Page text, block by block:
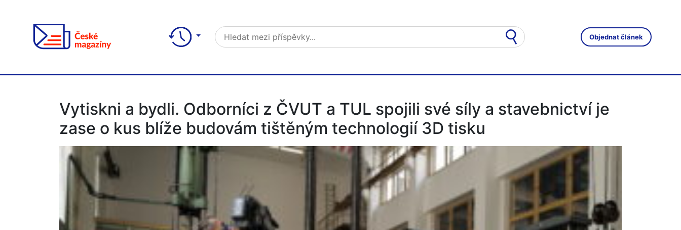
Objednat článek
Vytiskni a bydli. Odborníci z ČVUT a TUL spojili své síly a stavebnictví je
zase o kus blíže budovám tištěným technologií 3D tisku